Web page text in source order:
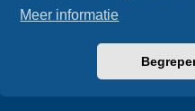
Meer informatie